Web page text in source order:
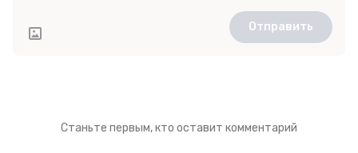
Отправить
Станьте первым, кто оставит комментарий